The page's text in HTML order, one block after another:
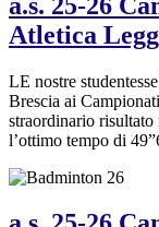
Atletica
LE nostre
Brescia ai
straordinario
l’ottimo tempo di